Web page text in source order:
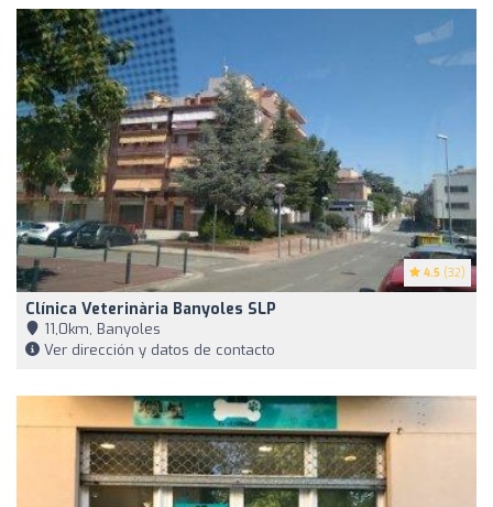
4.5 (32)
Clínica Veterinària Banyoles SLP
11,0km, Banyoles
Ver dirección y datos de contacto